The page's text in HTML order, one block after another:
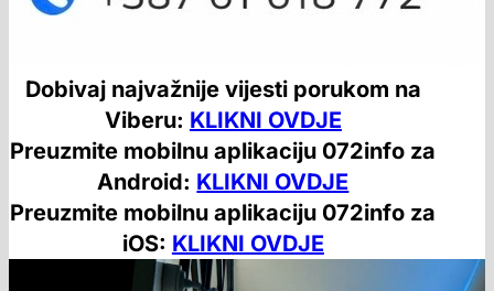
Dobivaj najvažnije vijesti porukom na
Viberu: KLIKNI OVDJE
Preuzmite mobilnu aplikaciju 072info za
Android: KLIKNI OVDJE
Preuzmite mobilnu aplikaciju 072info za
iOS: KLIKNI OVDJE